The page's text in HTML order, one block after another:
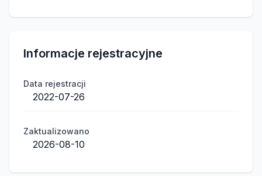
Informacje rejestracyjne
Data rejestracji
2022-07-26
Zaktualizowano
2026-08-10